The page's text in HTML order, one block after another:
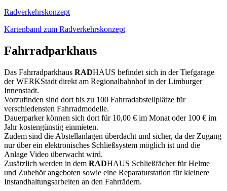
Radverkehrskonzept
Kartenband zum Radverkehrskonzept
Fahrradparkhaus
Das Fahrradparkhaus RADHAUS befindet sich in der Tiefgarage
der WERKStadt direkt am Regionalbahnhof in der Limburger
Innenstadt.
Vorzufinden sind dort bis zu 100 Fahrradabstellplätze für
verschiedensten Fahrradmodelle.
Dauerparker können sich dort für 10,00 € im Monat oder 100 € im
Jahr kostengünstig einmieten.
Zudem sind die Abstellanlagen überdacht und sicher, da der Zugang
nur über ein elektronisches Schließsystem möglich ist und die
Anlage Video überwacht wird.
Zusätzlich werden in dem RADHAUS Schließfächer für Helme
und Zubehör angeboten sowie eine Reparaturstation für kleinere
Instandhaltungsarbeiten an den Fahrrädern.